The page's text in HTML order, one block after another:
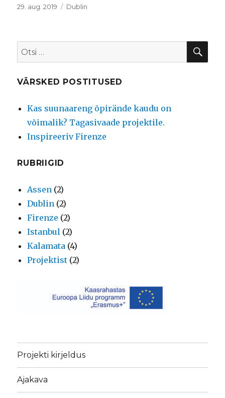
Postitatud
29. aug. 2019 Rubriigid
Dublin
Otsi:
VÄRSKED POSTITUSED
Kas suunaareng õpirände kaudu on
võimalik? Tagasivaade projektile.
Inspireeriv Firenze
RUBRIIGID
Assen (2)
Dublin (2)
Firenze (2)
Istanbul (2)
Kalamata (4)
Projektist (2)
Projekti kirjeldus
Ajakava